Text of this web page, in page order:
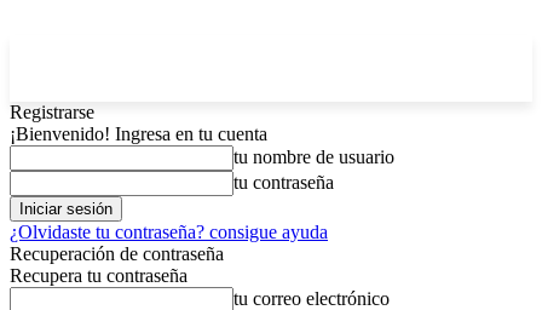
Registrarse
¡Bienvenido! Ingresa en tu cuenta
tu nombre de usuario
tu contraseña
¿Olvidaste tu contraseña? consigue ayuda
Recuperación de contraseña
Recupera tu contraseña
tu correo electrónico